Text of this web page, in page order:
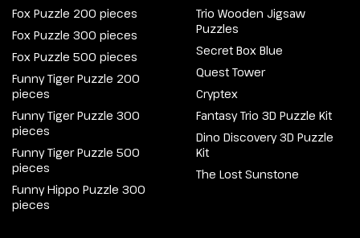
Fox Puzzle 200 pieces
Fox Puzzle 300 pieces
Fox Puzzle 500 pieces
Funny Tiger Puzzle 200
pieces
Funny Tiger Puzzle 300
pieces
Funny Tiger Puzzle 500
pieces
Funny Hippo Puzzle 300
pieces
Trio Wooden Jigsaw
Puzzles
Secret Box Blue
Quest Tower
Cryptex
Fantasy Trio 3D Puzzle Kit
Dino Discovery 3D Puzzle
Kit
The Lost Sunstone